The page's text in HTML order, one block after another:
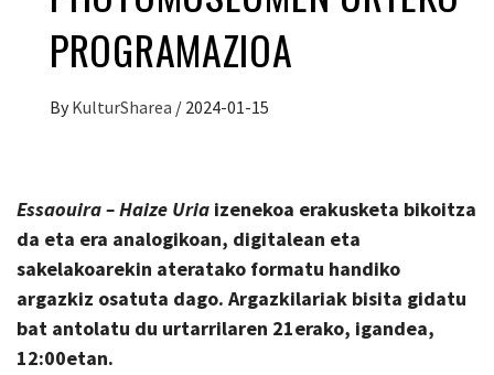
PROGRAMAZIOA
By KulturSharea / 2024-01-15
Essaouira – Haize Uria izenekoa erakusketa bikoitza
da eta era analogikoan, digitalean eta
sakelakoarekin ateratako formatu handiko
argazkiz osatuta dago. Argazkilariak bisita gidatu
bat antolatu du urtarrilaren 21erako, igandea,
12:00etan.